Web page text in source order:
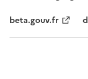
beta.gouv.fr